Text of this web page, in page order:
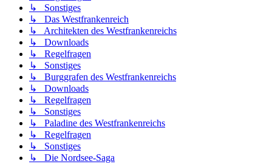
↳ Sonstiges
↳ Das Westfrankenreich
↳ Architekten des Westfrankenreichs
↳ Downloads
↳ Regelfragen
↳ Sonstiges
↳ Burggrafen des Westfrankenreichs
↳ Downloads
↳ Regelfragen
↳ Sonstiges
↳ Paladine des Westfrankenreichs
↳ Regelfragen
↳ Sonstiges
↳ Die Nordsee-Saga